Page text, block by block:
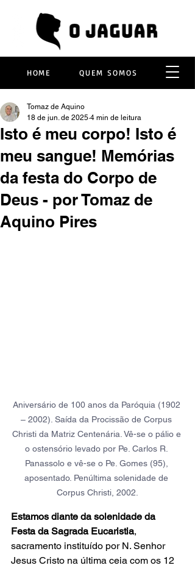
HOME QUEM SOMOS
Isto é meu corpo! Isto é
meu sangue! Memórias
da festa do Corpo de
Deus - por Tomaz de
Aquino Pires
Tomaz de Aquino
18 de jun. de 2025 4 min de leitura
Aniversário de 100 anos da Paróquia (1902
– 2002). Saída da Procissão de Corpus
Christi da Matriz Centenária. Vê-se o pálio e
o ostensório levado por Pe. Carlos R.
Panassolo e vê-se o Pe. Gomes (95),
aposentado. Penúltima solenidade de
Corpus Christi, 2002.
Estamos diante da solenidade da
Festa da Sagrada Eucaristia,
sacramento instituído por N. Senhor
Jesus Cristo na última ceia com os 12